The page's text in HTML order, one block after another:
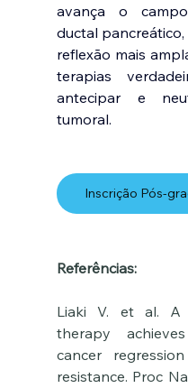
avança o
ductal
reflexão mais
terapias
antecipar e
tumoral.
Inscrição Pós-
Referências:
Liaki V. et al. A
therapy
cancer
resistance. Proc